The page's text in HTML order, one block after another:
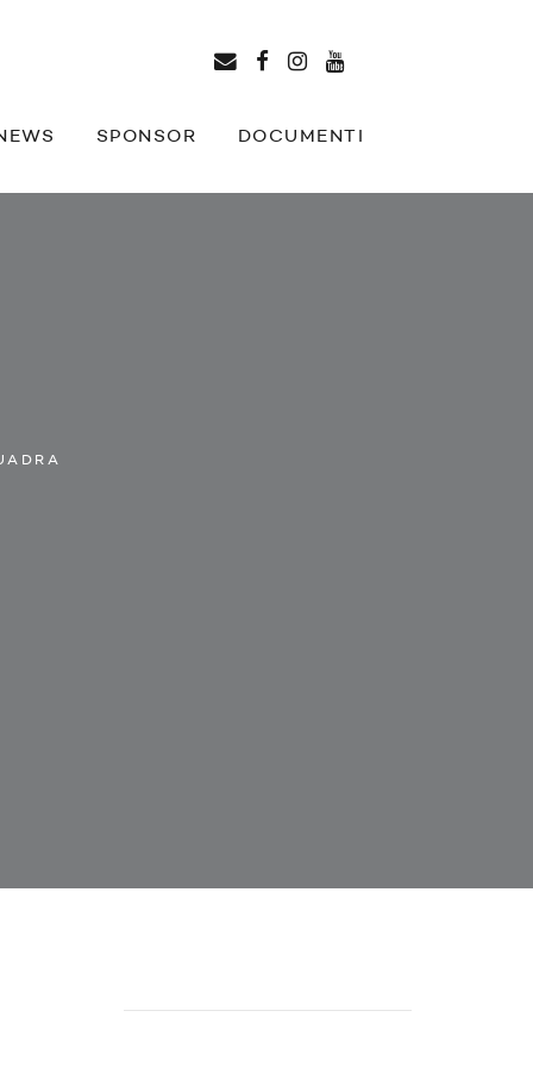
SPONSOR DOCUMENTI